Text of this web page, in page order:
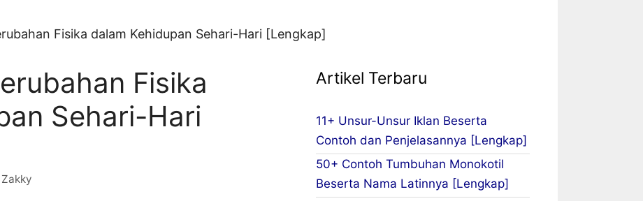
Fisika dalam Kehidupan Sehari-Hari [Lengkap]
Fisika
Sehari-Hari
Zakky
Artikel Terbaru
11+ Unsur-Unsur Iklan Beserta
Contoh dan Penjelasannya [Lengkap]
50+ Contoh Tumbuhan Monokotil
Beserta Nama Latinnya [Lengkap]